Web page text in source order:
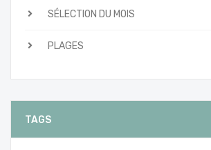
SÉLECTION DU MOIS
PLAGES
TAGS